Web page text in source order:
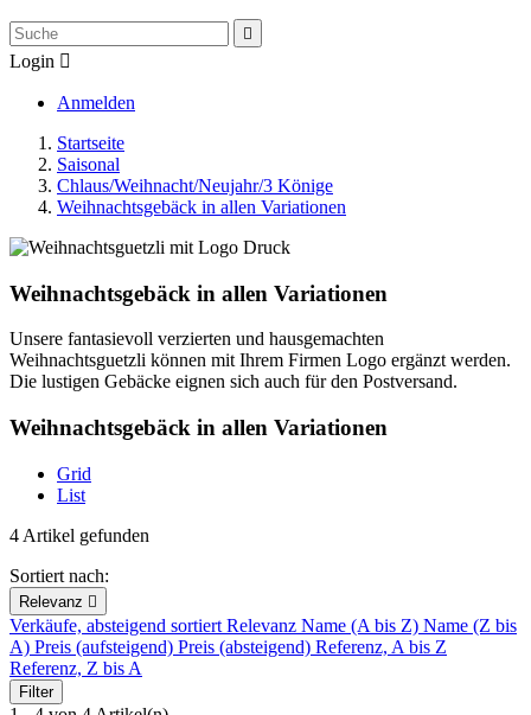

Login 
Anmelden
Startseite
Saisonal
Chlaus/Weihnacht/Neujahr/3 Könige
Weihnachtsgebäck in allen Variationen
Weihnachtsgebäck in allen Variationen
Unsere fantasievoll verzierten und hausgemachten
Weihnachtsguetzli können mit Ihrem Firmen Logo ergänzt werden.
Die lustigen Gebäcke eignen sich auch für den Postversand.
Weihnachtsgebäck in allen Variationen
Grid
List
4 Artikel gefunden
Sortiert nach:
Relevanz 
Verkäufe, absteigend sortiert Relevanz Name (A bis Z) Name (Z bis
A) Preis (aufsteigend) Preis (absteigend) Referenz, A bis Z
Referenz, Z bis A
Filter